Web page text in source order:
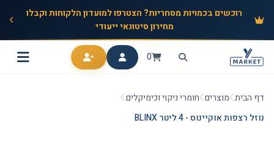
רוכשים בכמויות מסחריות? הצטרפו למועדון הלקוחות וקבלו
מחירון סיטונאי ייעודי
0
דף הבית מוצרים חומרי ניקוי וכימיקלים
נוזל רצפות אוקיינוס - 4 ליטר BLINX